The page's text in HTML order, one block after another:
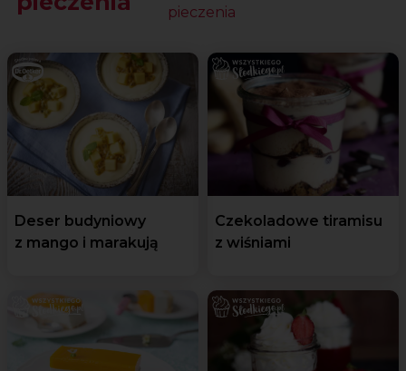
pieczenia
Deser budyniowy
z mango i marakują
Czekoladowe tiramisu
z wiśniami